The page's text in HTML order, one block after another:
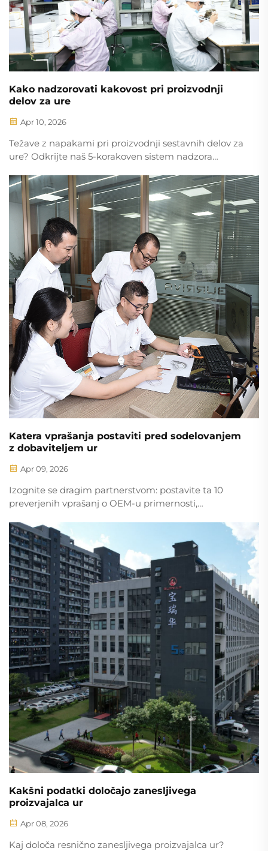
Kako nadzorovati kakovost pri proizvodnji
delov za ure
Apr 10, 2026
Težave z napakami pri proizvodnji sestavnih delov za
ure? Odkrijte naš 5-korakoven sistem nadzora
mikronov, dobavne verige brez napak in za 63 %
manj primanjkljajev. Prenesite kontrolni seznam za
nadzor kakovosti.
Katera vprašanja postaviti pred sodelovanjem
z dobaviteljem ur
Apr 09, 2026
Izognite se dragim partnerstvom: postavite ta 10
preverjenih vprašanj o OEM-u primernosti,
zaščiti intelektualne lastnine in pogojih pogodbe.
Takoj pridobite ukrepe za operativno preverjanje.
Kakšni podatki določajo zanesljivega
proizvajalca ur
Apr 08, 2026
Kaj določa resnično zanesljivega proizvajalca ur?